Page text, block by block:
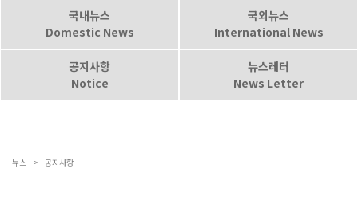
국내뉴스
Domestic News
국외뉴스
International News
공지사항
Notice
뉴스레터
News Letter
뉴스 > 공지사항